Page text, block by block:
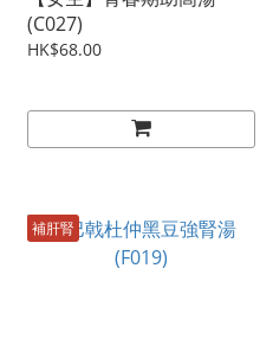
(C027)
HK$68.00
補肝腎